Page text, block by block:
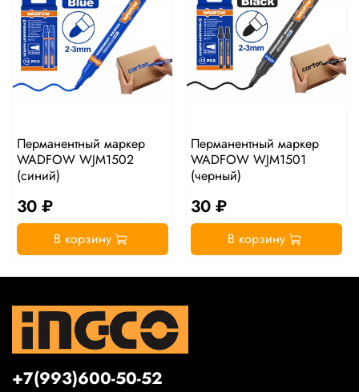
Перманентный маркер
WADFOW WJM1502
(синий)
30 ₽
В корзину
Перманентный маркер
WADFOW WJM1501
(черный)
30 ₽
В корзину
+7(993)600-50-52